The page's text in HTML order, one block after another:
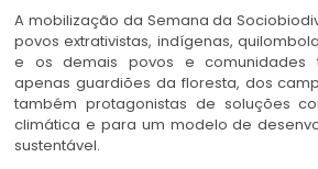
A mobilização da Semana da
povos extrativistas, indígenas,
e os demais povos e comunidades
apenas guardiões da floresta, dos
também protagonistas de soluções
climática e para um modelo de
sustentável.